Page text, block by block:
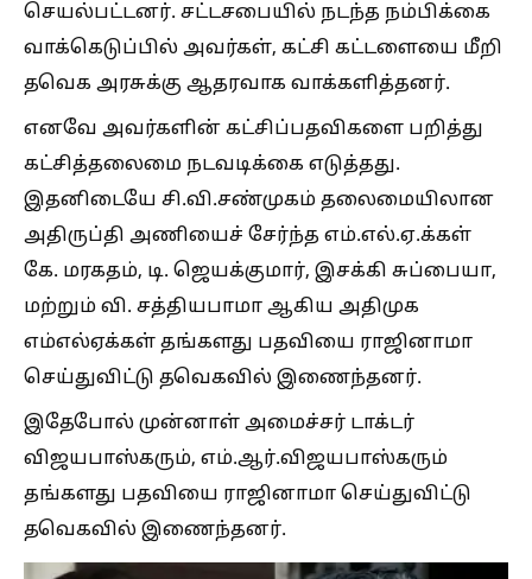
செயல்பட்டனர். சட்டசபையில் நடந்த நம்பிக்கை
வாக்கெடுப்பில் அவர்கள், கட்சி கட்டளையை மீறி
தவெக அரசுக்கு ஆதரவாக வாக்களித்தனர்.
எனவே அவர்களின் கட்சிப்பதவிகளை பறித்து
கட்சித்தலைமை நடவடிக்கை எடுத்தது.
இதனிடையே சி.வி.சண்முகம் தலைமையிலான
அதிருப்தி அணியைச் சேர்ந்த எம்.எல்.ஏ.க்கள்
கே. மரகதம், டி. ஜெயக்குமார், இசக்கி சுப்பையா,
மற்றும் வி. சத்தியபாமா ஆகிய அதிமுக
எம்எல்ஏக்கள் தங்களது பதவியை ராஜினாமா
செய்துவிட்டு தவெகவில் இணைந்தனர்.
இதேபோல் முன்னாள் அமைச்சர் டாக்டர்
விஜயபாஸ்கரும், எம்.ஆர்.விஜயபாஸ்கரும்
தங்களது பதவியை ராஜினாமா செய்துவிட்டு
தவெகவில் இணைந்தனர்.